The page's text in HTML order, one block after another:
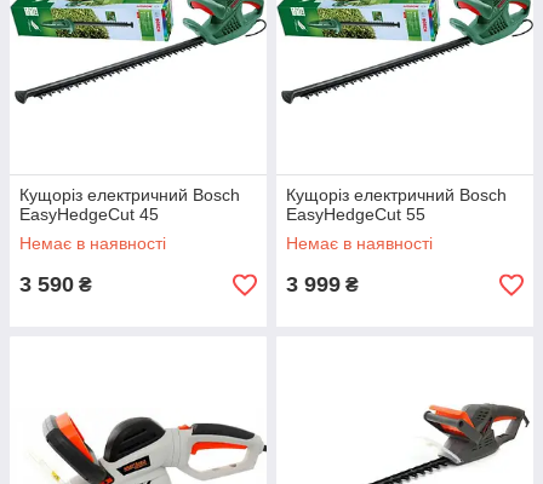
Кущоріз електричний Bosch
EasyHedgeCut 45
Немає в наявності
3 590 ₴
Кущоріз електричний Bosch
EasyHedgeCut 55
Немає в наявності
3 999 ₴